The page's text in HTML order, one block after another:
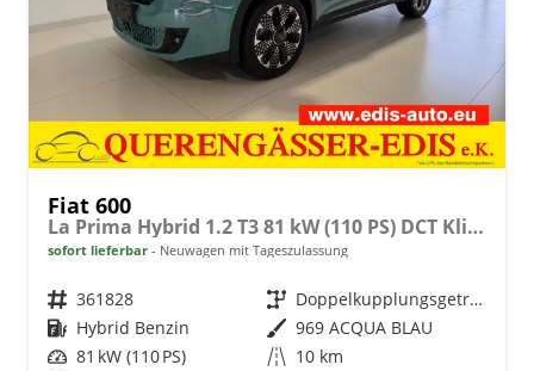
Fiat 600
La Prima Hybrid 1.2 T3 81 kW (110 PS) DCT Klimaautomatik, Massagesitz, Sitzheizung, elektrisch verstellbarer Fahrersitz, Radio, DAB, Apple CarPlay, Android Auto, Navigationssystem, 18 Zoll Leichtmetallfelgen, uvm.
sofort lieferbar Neuwagen mit Tageszulassung
Fahrzeugnr. 361828 Getriebe
Doppelkupplungsgetriebe (DSG)
Kraftstoff Hybrid Benzin Außenfarbe 969 ACQUA BLAU
Leistung 81 kW (110 PS) Kilometerstand 10 km